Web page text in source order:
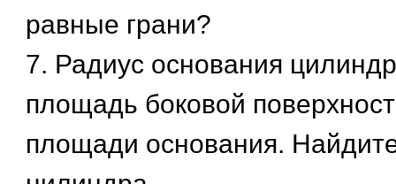
равные грани?
7. Радиус основания
площадь боковой
площади основания.